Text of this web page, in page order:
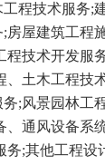
程技术服务;
房屋建筑工程
程技术开发服
、土木工程技
;风景园林工
、通风设备系
务;其他工程设